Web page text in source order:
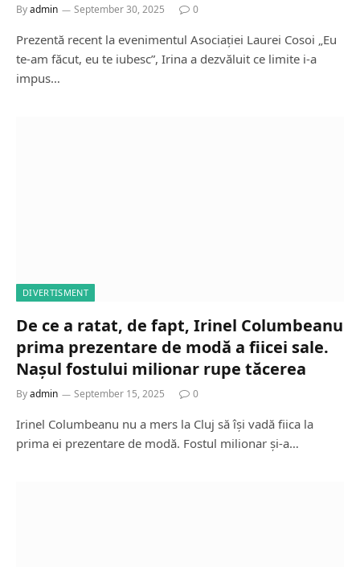
Byadmin September 30, 2025 0
Prezentă recent la evenimentul Asociației Laurei Cosoi „Eu
te-am făcut, eu te iubesc”, Irina a dezvăluit ce limite i-a
impus…
DIVERTISMENT
De ce a ratat, de fapt, Irinel Columbeanu
prima prezentare de modă a fiicei sale.
Nașul fostului milionar rupe tăcerea
Byadmin September 15, 2025 0
Irinel Columbeanu nu a mers la Cluj să își vadă fiica la
prima ei prezentare de modă. Fostul milionar și-a…